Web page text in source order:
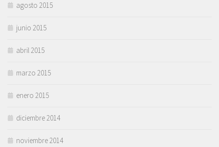
agosto 2015
junio 2015
abril 2015
marzo 2015
enero 2015
diciembre 2014
noviembre 2014